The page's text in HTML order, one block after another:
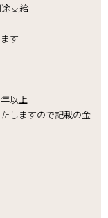
支給
す
以上
しますので記載の金